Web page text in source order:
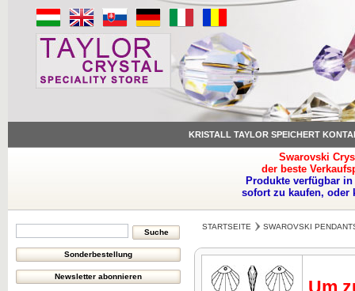
KRISTALL TAYLOR SPEICHERT
Swarovski
der beste
Produkte verfügbar
sofort zu kaufen, oder
STARTSEITE SWAROVSKI